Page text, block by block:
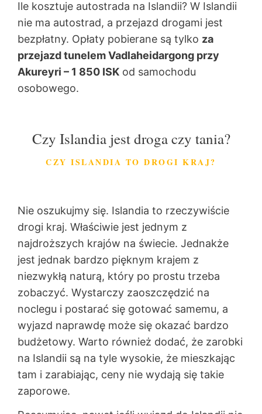
Ile kosztuje autostrada na Islandii? W Islandii
nie ma autostrad, a przejazd drogami jest
bezpłatny. Opłaty pobierane są tylko za
przejazd tunelem Vadlaheidargong przy
Akureyri – 1 850 ISK od samochodu
osobowego.
Czy Islandia jest droga czy tania?
CZY ISLANDIA TO DROGI KRAJ?
Nie oszukujmy się. Islandia to rzeczywiście
drogi kraj. Właściwie jest jednym z
najdroższych krajów na świecie. Jednakże
jest jednak bardzo pięknym krajem z
niezwykłą naturą, który po prostu trzeba
zobaczyć. Wystarczy zaoszczędzić na
noclegu i postarać się gotować samemu, a
wyjazd naprawdę może się okazać bardzo
budżetowy. Warto również dodać, że zarobki
na Islandii są na tyle wysokie, że mieszkając
tam i zarabiając, ceny nie wydają się takie
zaporowe.